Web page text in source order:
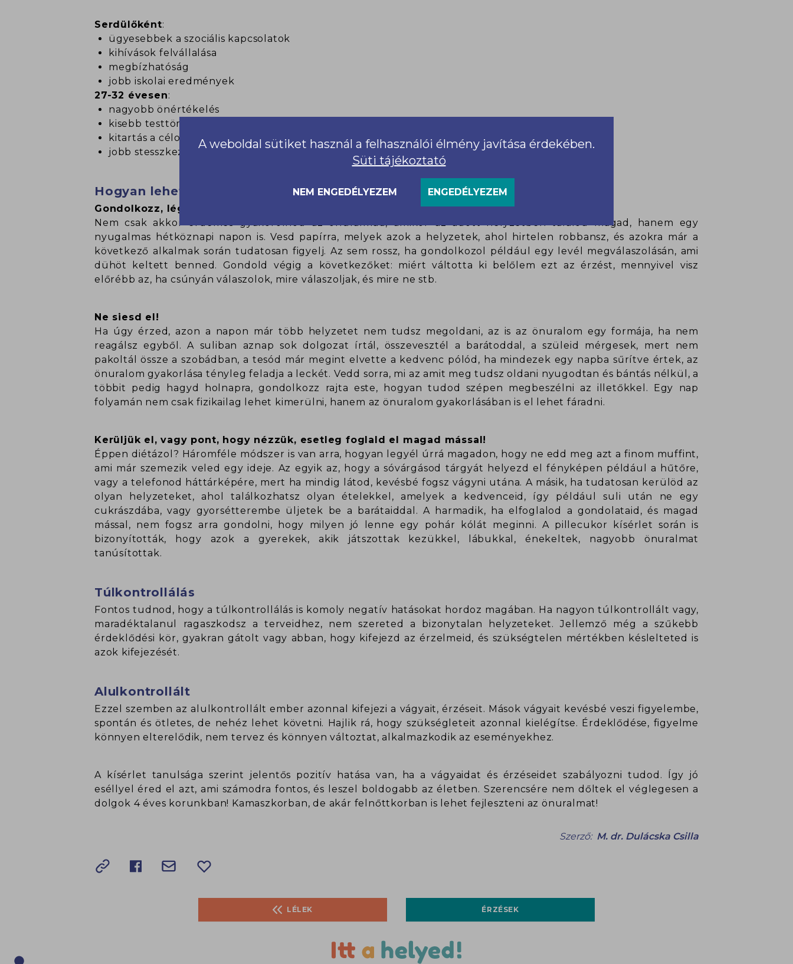
Serdülőként:
ügyesebbek a szociális kapcsolatok
kihívások felvállalása
megbízhatóság
jobb iskolai eredmények
27-32 évesen:
nagyobb önértékelés
kisebb testtömeg-index
kitartás a célok mellett
jobb stesszkezelés
Hogyan lehet nagyobb az önuralmam?
Gondolkozz, légy tudatos!
Nem csak akkor érdemes gyakorolnod az önuralmad, amikor az adott helyzetben találod magad, hanem egy
nyugalmas hétköznapi napon is. Vesd papírra, melyek azok a helyzetek, ahol hirtelen robbansz, és azokra már a
következő alkalmak során tudatosan figyelj. Az sem rossz, ha gondolkozol például egy levél megválaszolásán, ami
dühöt keltett benned. Gondold végig a következőket: miért váltotta ki belőlem ezt az érzést, mennyivel visz
előrébb az, ha csúnyán válaszolok, mire válaszoljak, és mire ne stb.
Ne siesd el!
Ha úgy érzed, azon a napon már több helyzetet nem tudsz megoldani, az is az önuralom egy formája, ha nem
reagálsz egyből. A suliban aznap sok dolgozat írtál, összevesztél a barátoddal, a szüleid mérgesek, mert nem
pakoltál össze a szobádban, a tesód már megint elvette a kedvenc pólód, ha mindezek egy napba sűrítve értek, az
önuralom gyakorlása tényleg feladja a leckét. Vedd sorra, mi az amit meg tudsz oldani nyugodtan és bántás nélkül, a
többit pedig hagyd holnapra, gondolkozz rajta este, hogyan tudod szépen megbeszélni az illetőkkel. Egy nap
folyamán nem csak fizikailag lehet kimerülni, hanem az önuralom gyakorlásában is el lehet fáradni.
Kerüljük el, vagy pont, hogy nézzük, esetleg foglald el magad mással!
Éppen diétázol? Háromféle módszer is van arra, hogyan legyél úrrá magadon, hogy ne edd meg azt a finom muffint,
ami már szemezik veled egy ideje. Az egyik az, hogy a sóvárgásod tárgyát helyezd el fényképen például a hűtőre,
vagy a telefonod háttárképére, mert ha mindig látod, kevésbé fogsz vágyni utána. A másik, ha tudatosan kerülöd az
olyan helyzeteket, ahol találkozhatsz olyan ételekkel, amelyek a kedvenceid, így például suli után ne egy
cukrászdába, vagy gyorsétterembe üljetek be a barátaiddal. A harmadik, ha elfoglalod a gondolataid, és magad
mással, nem fogsz arra gondolni, hogy milyen jó lenne egy pohár kólát meginni. A pillecukor kísérlet során is
bizonyították, hogy azok a gyerekek, akik játszottak kezükkel, lábukkal, énekeltek, nagyobb önuralmat
tanúsítottak.
Túlkontrollálás
Fontos tudnod, hogy a túlkontrollálás is komoly negatív hatásokat hordoz magában. Ha nagyon túlkontrollált vagy,
maradéktalanul ragaszkodsz a terveidhez, nem szereted a bizonytalan helyzeteket. Jellemző még a szűkebb
érdeklődési kör, gyakran gátolt vagy abban, hogy kifejezd az érzelmeid, és szükségtelen mértékben késlelteted is
azok kifejezését.
Alulkontrollált
Ezzel szemben az alulkontrollált ember azonnal kifejezi a vágyait, érzéseit. Mások vágyait kevésbé veszi figyelembe,
spontán és ötletes, de nehéz lehet követni. Hajlik rá, hogy szükségleteit azonnal kielégítse. Érdeklődése, figyelme
könnyen elterelődik, nem tervez és könnyen változtat, alkalmazkodik az eseményekhez.
A kísérlet tanulsága szerint jelentős pozitív hatása van, ha a vágyaidat és érzéseidet szabályozni tudod. Így jó
eséllyel éred el azt, ami számodra fontos, és leszel boldogabb az életben. Szerencsére nem dőltek el véglegesen a
dolgok 4 éves korunkban! Kamaszkorban, de akár felnőttkorban is lehet fejleszteni az önuralmat!
Szerző: M. dr. Dulácska Csilla
LÉLEK ÉRZÉSEK
A weboldal sütiket használ a felhasználói élmény javítása érdekében.
Süti tájékoztató
NEM ENGEDÉLYEZEM ENGEDÉLYEZEM